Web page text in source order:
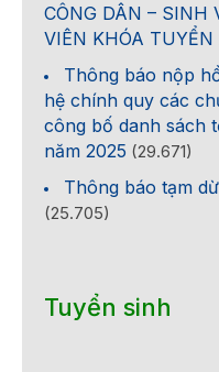
CÔNG DÂN – SINH
VIÊN KHÓA TUYỂN
Thông báo nộp
hệ chính quy các
công bố danh sách
năm 2025 (29.671)
Thông báo tạm
(25.705)
Tuyển sinh